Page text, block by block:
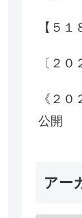
【５
〔２
《２
公開
アー